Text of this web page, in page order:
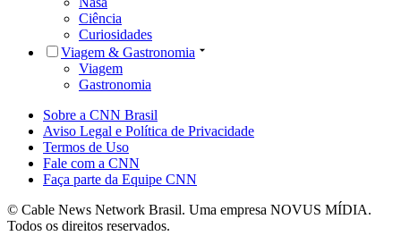
Ciência
Curiosidades
Viagem & Gastronomia
Viagem
Gastronomia
Sobre a CNN Brasil
Aviso Legal e Política de Privacidade
Termos de Uso
Fale com a CNN
Faça parte da Equipe CNN
© Cable News Network Brasil. Uma empresa NOVUS MÍDIA.
Todos os direitos reservados.